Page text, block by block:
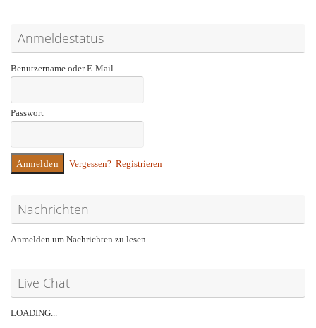
Anmeldestatus
Benutzername oder E-Mail
Passwort
Vergessen? Registrieren
Nachrichten
Anmelden um Nachrichten zu lesen
Live Chat
LOADING...